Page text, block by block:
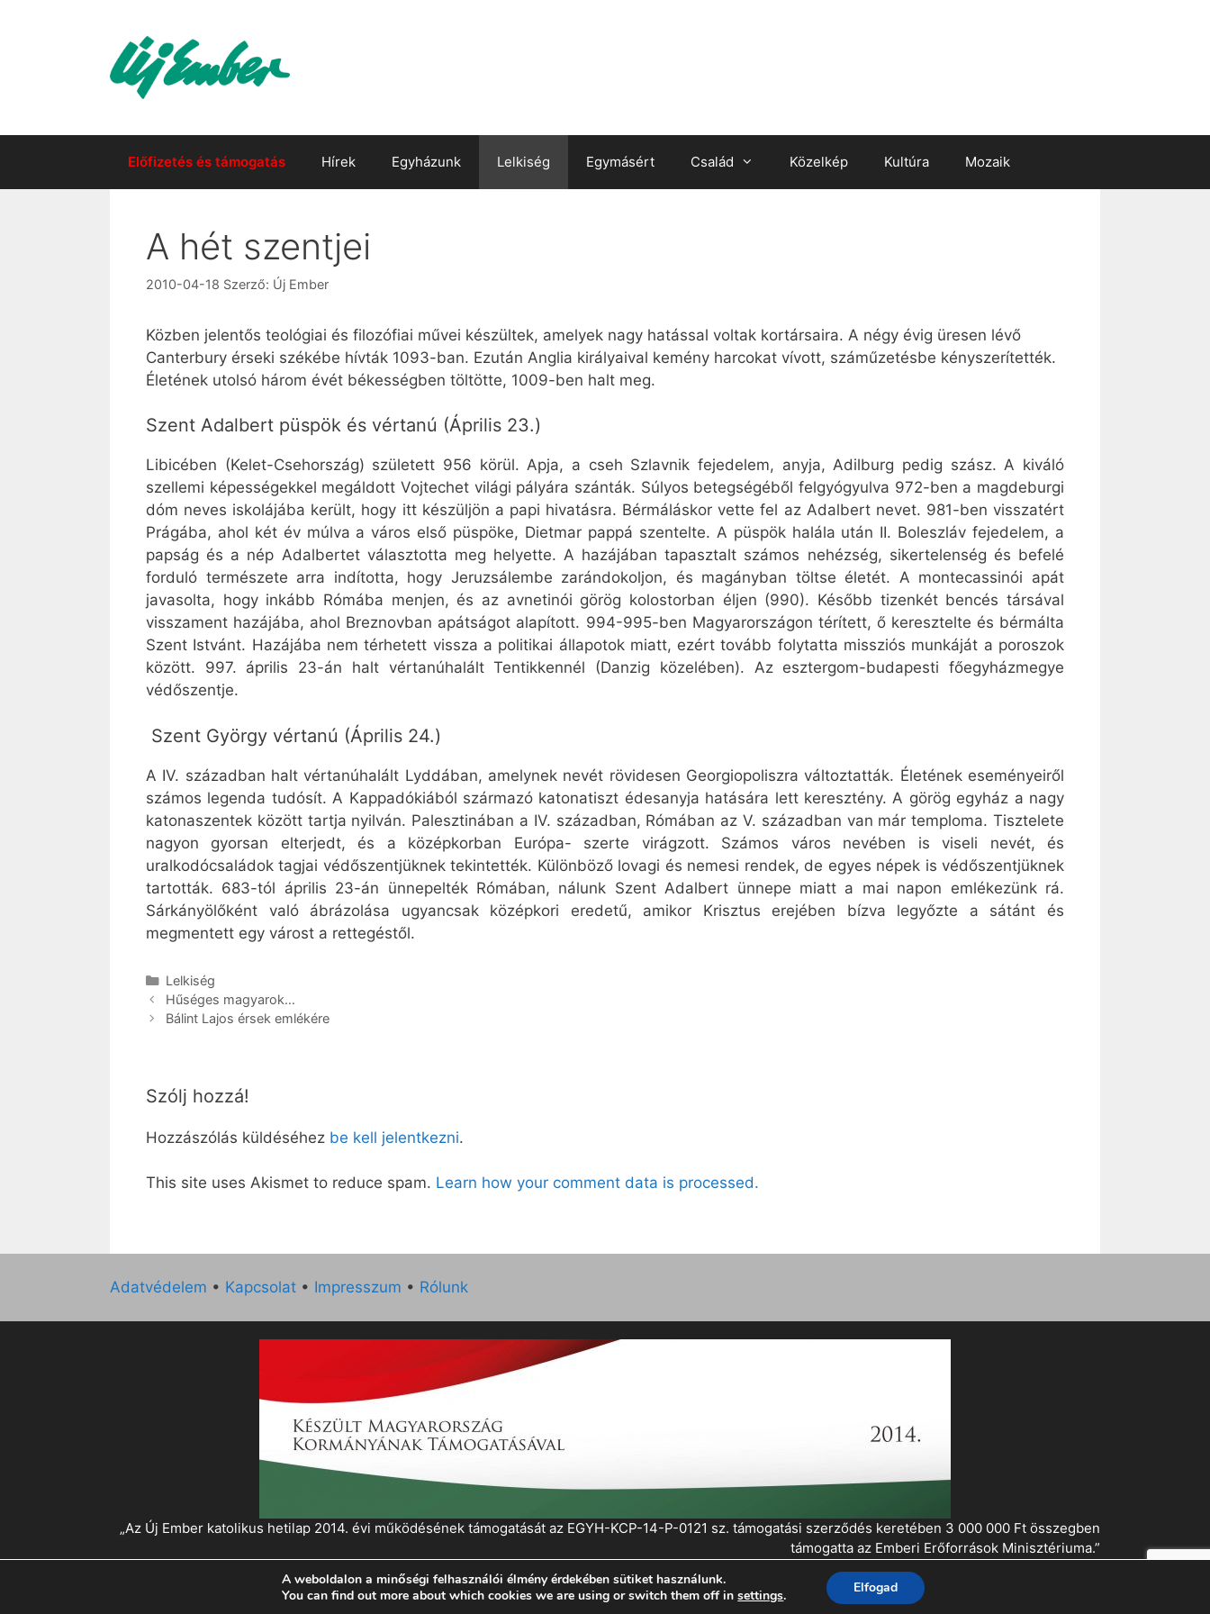
Előfizetés és támogatás Hírek Egyházunk Lelkiség Egymásért Család Közelkép Kultúra Mozaik
A hét szentjei
2010-04-18 Szerző: Új Ember
Közben jelentős teológiai és filozófiai művei készültek, amelyek nagy hatással voltak kortársaira. A négy évig üresen lévő
Canterbury érseki székébe hívták 1093-ban. Ezután Anglia királyaival kemény harcokat vívott, száműzetésbe kényszerítették.
Életének utolsó három évét békességben töltötte, 1009-ben halt meg.
Szent Adalbert püspök és vértanú (Április 23.)
Libicében (Kelet-Csehország) született 956 körül. Apja, a cseh Szlavnik fejedelem, anyja, Adilburg pedig szász. A kiváló
szellemi képességekkel megáldott Vojtechet világi pályára szánták. Súlyos betegségéből felgyógyulva 972-ben a magdeburgi
dóm neves iskolájába került, hogy itt készüljön a papi hivatásra. Bérmáláskor vette fel az Adalbert nevet. 981-ben visszatért
Prágába, ahol két év múlva a város első püspöke, Dietmar pappá szentelte. A püspök halála után II. Boleszláv fejedelem, a
papság és a nép Adalbertet választotta meg helyette. A hazájában tapasztalt számos nehézség, sikertelenség és befelé
forduló természete arra indította, hogy Jeruzsálembe zarándokoljon, és magányban töltse életét. A montecassinói apát
javasolta, hogy inkább Rómába menjen, és az avnetinói görög kolostorban éljen (990). Később tizenkét bencés társával
visszament hazájába, ahol Breznovban apátságot alapított. 994-995-ben Magyarországon térített, ő keresztelte és bérmálta
Szent Istvánt. Hazájába nem térhetett vissza a politikai állapotok miatt, ezért tovább folytatta missziós munkáját a poroszok
között. 997. április 23-án halt vértanúhalált Tentikkennél (Danzig közelében). Az esztergom-budapesti főegyházmegye
védőszentje.
Szent György vértanú (Április 24.)
A IV. században halt vértanúhalált Lyddában, amelynek nevét rövidesen Georgiopoliszra változtatták. Életének eseményeiről
számos legenda tudósít. A Kappadókiából származó katonatiszt édesanyja hatására lett keresztény. A görög egyház a nagy
katonaszentek között tartja nyilván. Palesztinában a IV. században, Rómában az V. században van már temploma. Tisztelete
nagyon gyorsan elterjedt, és a középkorban Európa- szerte virágzott. Számos város nevében is viseli nevét, és
uralkodócsaládok tagjai védőszentjüknek tekintették. Különböző lovagi és nemesi rendek, de egyes népek is védőszentjüknek
tartották. 683-tól április 23-án ünnepelték Rómában, nálunk Szent Adalbert ünnepe miatt a mai napon emlékezünk rá.
Sárkányölőként való ábrázolása ugyancsak középkori eredetű, amikor Krisztus erejében bízva legyőzte a sátánt és
megmentett egy várost a rettegéstől.
Kategória
Lelkiség
Hűséges magyarok…
Bálint Lajos érsek emlékére
Szólj hozzá!
Hozzászólás küldéséhez be kell jelentkezni.
This site uses Akismet to reduce spam. Learn how your comment data is processed.
Adatvédelem • Kapcsolat • Impresszum • Rólunk
„Az Új Ember katolikus hetilap 2014. évi működésének támogatását az EGYH-KCP-14-P-0121 sz. támogatási szerződés keretében 3 000 000 Ft összegben
támogatta az Emberi Erőforrások Minisztériuma.”
© 2026 Magyar Kurír - Új Ember• KészültGeneratePress
A weboldalon a minőségi felhasználói élmény érdekében sütiket használunk.
You can find out more about which cookies we are using or switch them off insettings. Elfogad